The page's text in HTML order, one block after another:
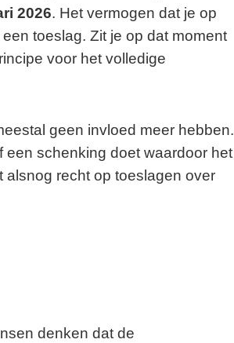
2026. Het vermogen dat je op
toeslag. Zit je op dat moment
voor het volledige
geen invloed meer hebben.
een schenking doet waardoor het
alsnog recht op toeslagen over
denken dat de